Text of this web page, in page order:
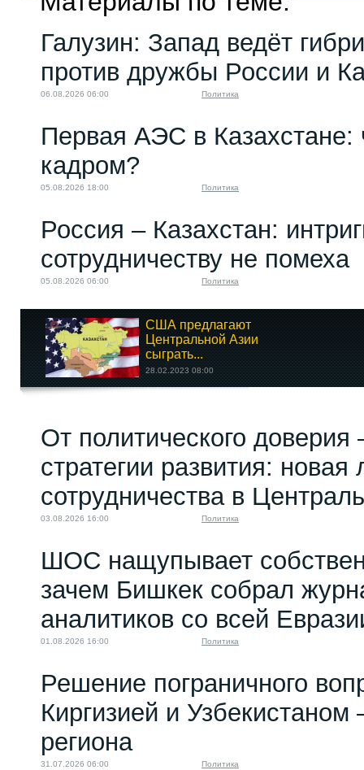
Галузин: Запад ведёт
против дружбы России и
06.08.2026 06:00 Политика
Первая АЭС в Казахстане:
кадром?
05.08.2026 18:00 Политика
Россия – Казахстан:
сотрудничеству не помеха
05.08.2026 06:00 Политика
США предлагают
Центральной Азии
сыграть...
28.02.2023 08:00
преступлениях
Кенесары
24.04.2026 08:00
От политического
стратегии развития: новая
сотрудничества в
03.08.2026 16:00 Политика
ШОС нащупывает
зачем Бишкек собрал
аналитиков со всей
01.08.2026 16:00 Политика
Решение пограничного
Киргизией и Узбекистаном
региона
31.07.2026 06:00 Политика